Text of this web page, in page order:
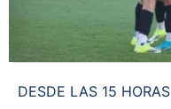
DESDE LAS 15 HORAS